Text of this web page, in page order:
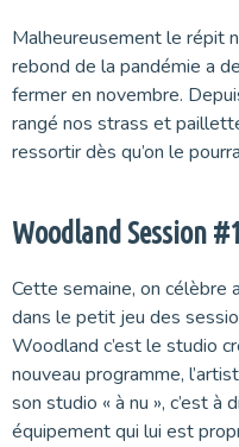
Malheureusement le répit
rebond de la pandémie a
fermer en novembre.
rangé nos strass et
ressortir dès qu’on le
Woodland Session
Cette semaine, on célèbre
dans le petit jeu des
Woodland c’est le studio
nouveau programme,
son studio « à nu », c’est à
équipement qui lui est